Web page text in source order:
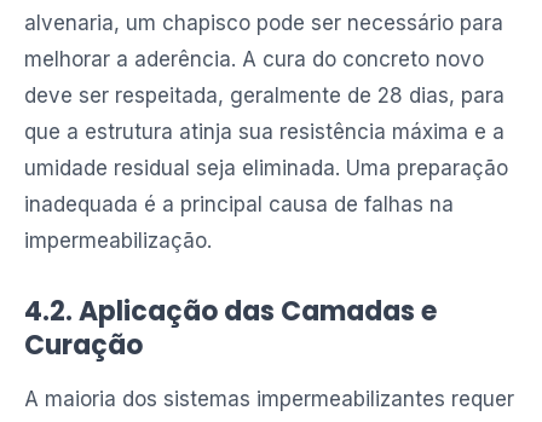
alvenaria, um chapisco pode ser necessário para
melhorar a aderência. A cura do concreto novo
deve ser respeitada, geralmente de 28 dias, para
que a estrutura atinja sua resistência máxima e a
umidade residual seja eliminada. Uma preparação
inadequada é a principal causa de falhas na
impermeabilização.
4.2. Aplicação das Camadas e
Curação
A maioria dos sistemas impermeabilizantes requer